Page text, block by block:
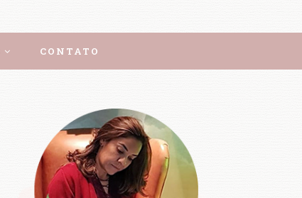
CONTATO